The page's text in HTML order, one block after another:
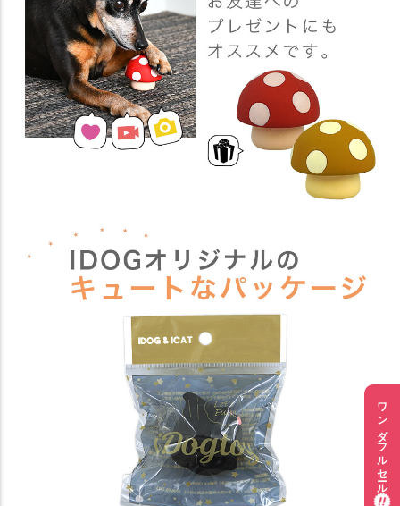
ワンダフルセール